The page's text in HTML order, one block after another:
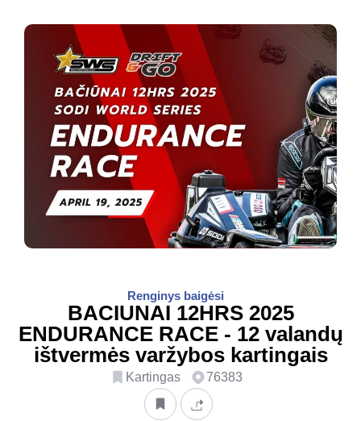
Renginys baigėsi
BACIUNAI 12HRS 2025
ENDURANCE RACE - 12 valandų
ištvermės varžybos kartingais
Kartingas 76383